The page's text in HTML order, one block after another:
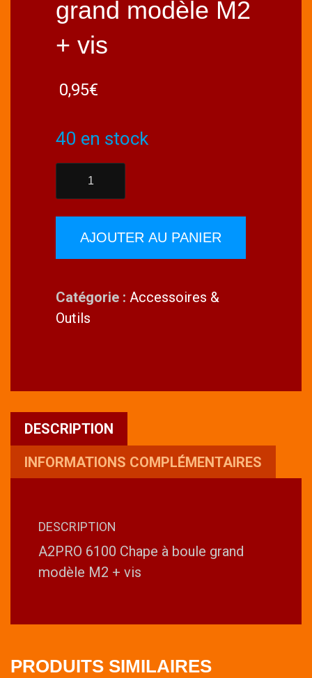
grand modèle M2
+ vis
0,95€
40 en stock
quantité
de
A2PRO
6100
Chape
boule
grand
AJOUTER AU PANIER
Catégorie : Accessoires &
Outils
DESCRIPTION
INFORMATIONS COMPLÉMENTAIRES
DESCRIPTION
A2PRO 6100 Chape à boule grand
modèle M2 + vis
PRODUITS SIMILAIRES